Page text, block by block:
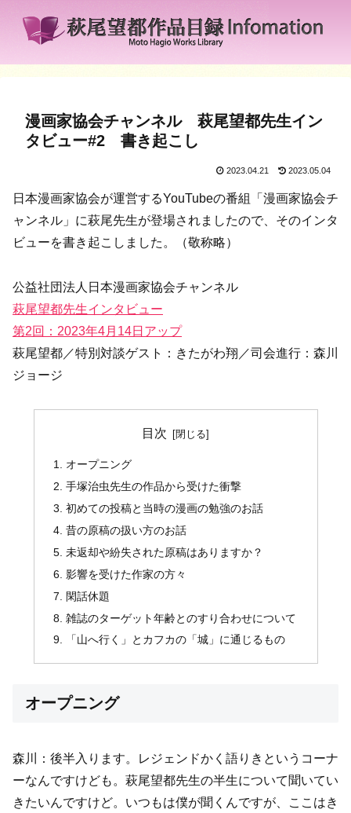
漫画家協会チャンネル 萩尾望都先生イン
タビュー#2 書き起こし
2023.04.21 2023.05.04
日本漫画家協会が運営するYouTubeの番組「漫画家協会チ
ャンネル」に萩尾先生が登場されましたので、そのインタ
ビューを書き起こしました。（敬称略）
公益社団法人日本漫画家協会チャンネル
萩尾望都先生インタビュー
第2回：2023年4月14日アップ
萩尾望都／特別対談ゲスト：きたがわ翔／司会進行：森川
ジョージ
目次
オープニング
手塚治虫先生の作品から受けた衝撃
初めての投稿と当時の漫画の勉強のお話
昔の原稿の扱い方のお話
未返却や紛失された原稿はありますか？
影響を受けた作家の方々
閑話休題
雑誌のターゲット年齢とのすり合わせについて
「山へ行く」とカフカの「城」に通じるもの
オープニング
森川：後半入ります。レジェンドかく語りきというコーナ
ーなんですけども。萩尾望都先生の半生について聞いてい
きたいんですけど。いつもは僕が聞くんですが、ここはき